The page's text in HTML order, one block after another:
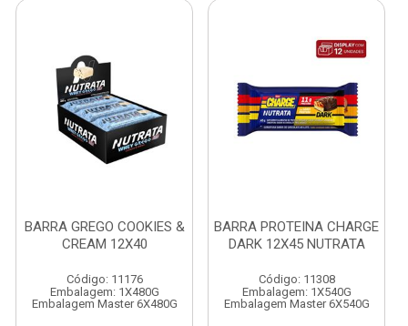
BARRA GREGO COOKIES &
CREAM 12X40
Código: 11176
Embalagem: 1X480G
Embalagem Master 6X480G
BARRA PROTEINA CHARGE
DARK 12X45 NUTRATA
Código: 11308
Embalagem: 1X540G
Embalagem Master 6X540G